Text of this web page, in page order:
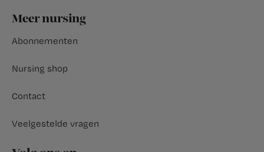
Footer
Meer nursing
Abonnementen
Nursing shop
Contact
Veelgestelde vragen